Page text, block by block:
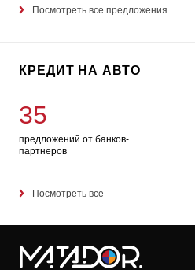
Посмотреть все предложения
КРЕДИТ НА АВТО
35
предложений от банков-
партнеров
Посмотреть все